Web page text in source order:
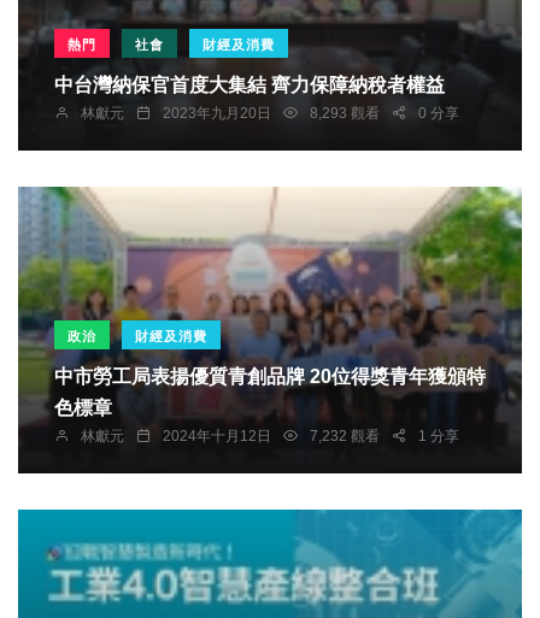
熱門 社會 財經及消費
中台灣納保官首度大集結 齊力保障納稅者權益
林獻元 2023年九月20日 8,293 觀看 0 分享
政治 財經及消費
中市勞工局表揚優質青創品牌 20位得獎青年獲頒特
色標章
林獻元 2024年十月12日 7,232 觀看 1 分享